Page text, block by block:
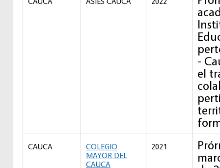
-
el
CAUCA
COLEGIO
MAYOR DEL
CAUCA
2021